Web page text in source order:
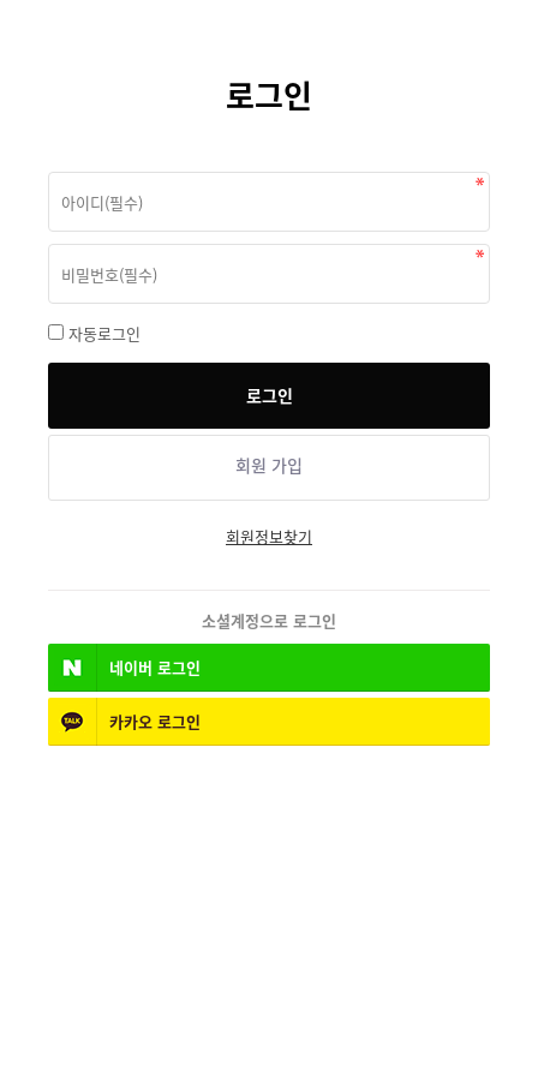
로그인
자동로그인
회원 가입
회원정보찾기
소셜계정으로 로그인
네이버 로그인
카카오 로그인